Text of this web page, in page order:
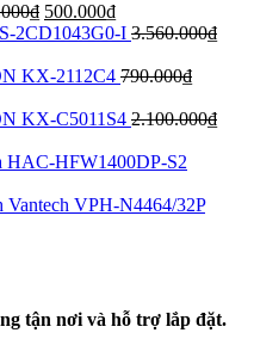
₫ 500.000₫
2CD1043G0-I 3.560.000₫
KX-2112C4 790.000₫
KX-C5011S4 2.100.000₫
HAC-HFW1400DP-S2
VPH-N4464/32P
tận nơi và hỗ trợ lắp đặt.